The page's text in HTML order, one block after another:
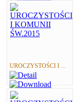
UROCZYSTOŚCI I ...